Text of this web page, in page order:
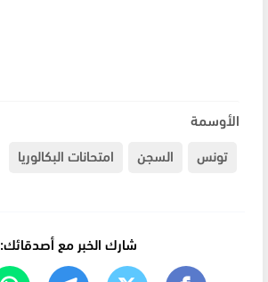
الأوسمة
تونس
السجن امتحانات البكالوريا
شارك الخبر مع أصدقائك: